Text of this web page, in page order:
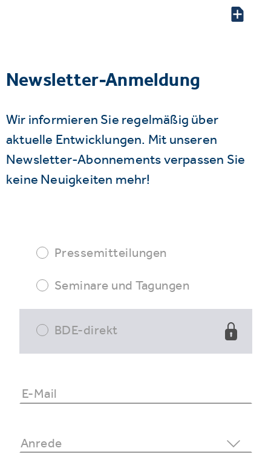
Newsletter-Anmeldung
Wir informieren Sie regelmäßig über
aktuelle Entwicklungen. Mit unseren
Newsletter-Abonnements verpassen Sie
keine Neuigkeiten mehr!
Pressemitteilungen
Seminare und Tagungen
BDE-direkt